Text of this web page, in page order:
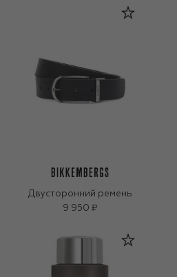
Двусторонний ремень
9 950 ₽